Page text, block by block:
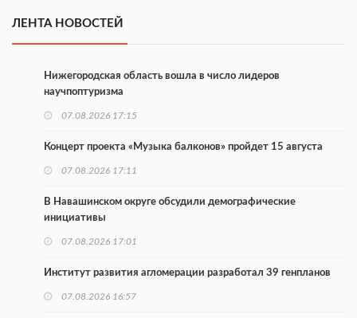
ЛЕНТА НОВОСТЕЙ
Нижегородская область вошла в число лидеров
научпоптуризма
07.08.2026 17:15
Концерт проекта «Музыка балконов» пройдет 15 августа
07.08.2026 17:11
В Навашинском округе обсудили демографические
инициативы
07.08.2026 17:01
Институт развития агломерации разработал 39 генпланов
07.08.2026 16:57